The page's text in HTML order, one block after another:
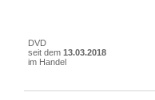
DVD
seit dem 13.03.2018
im Handel